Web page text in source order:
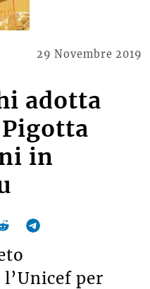
29 Novembre 2019
adotta
in
per